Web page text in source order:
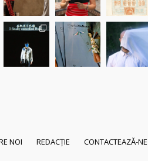
NOI REDACȚIE CONTACTEAZĂ-NE